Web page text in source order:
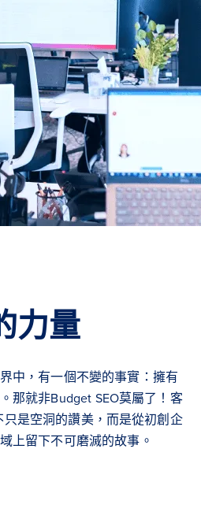
力量
中，有一個不變的事實：擁有
那就非Budget SEO莫屬了！客
是空洞的讚美，而是從初創企
上留下不可磨滅的故事。